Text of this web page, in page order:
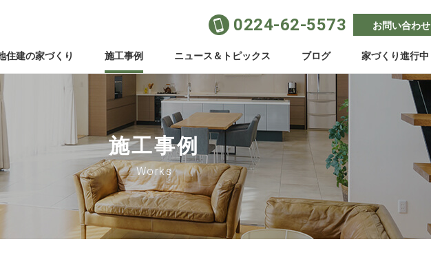
0224-62-5573 お問い合わせ
住建の家づくり 施工事例 ニュース＆トピックス ブログ 家づくり進行中
施工事例
Works